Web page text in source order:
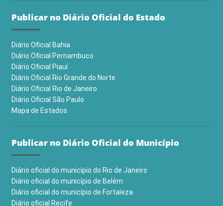
Publicar no Diário Oficial do Estado
Diário Oficial Bahia
Diário Oficial Pernambuco
Diário Oficial Piauí
Diário Oficial Rio Grande do Norte
Diário Oficial Rio de Janeiro
Diário Oficial São Paulo
Mapa de Estados
Publicar no Diário Oficial do Município
Diário oficial do município do Rio de Janeiro
Diário oficial do município de Belém
Diário oficial do município de Fortaleza
Diário oficial Recife